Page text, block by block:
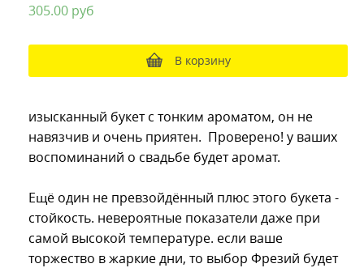
305.00 руб
В корзину
изысканный букет с тонким ароматом, он не
навязчив и очень приятен. Проверено! у ваших
воспоминаний о свадьбе будет аромат.
Ещё один не превзойдённый плюс этого букета -
стойкость. невероятные показатели даже при
самой высокой температуре. если ваше
торжество в жаркие дни, то выбор Фрезий будет